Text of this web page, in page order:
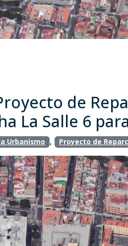
de
La Salle 6
Urbanismo , Proyecto de